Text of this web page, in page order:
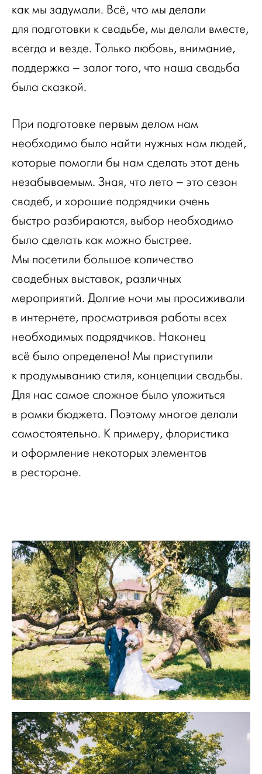
как мы задумали. Всё, что мы делали
для подготовки к свадьбе, мы делали вместе,
всегда и везде. Только любовь, внимание,
поддержка – залог того, что наша свадьба
была сказкой.
При подготовке первым делом нам
необходимо было найти нужных нам людей,
которые помогли бы нам сделать этот день
незабываемым. Зная, что лето – это сезон
свадеб, и хорошие подрядчики очень
быстро разбираются, выбор необходимо
было сделать как можно быстрее.
Мы посетили большое количество
свадебных выставок, различных
мероприятий. Долгие ночи мы просиживали
в интернете, просматривая работы всех
необходимых подрядчиков. Наконец
всё было определено! Мы приступили
к продумыванию стиля, концепции свадьбы.
Для нас самое сложное было уложиться
в рамки бюджета. Поэтому многое делали
самостоятельно. К примеру, флористика
и оформление некоторых элементов
в ресторане.